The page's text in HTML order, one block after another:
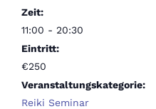
Zeit:
11:00 - 20:30
Eintritt:
€250
Veranstaltungskategorie:
Reiki Seminar